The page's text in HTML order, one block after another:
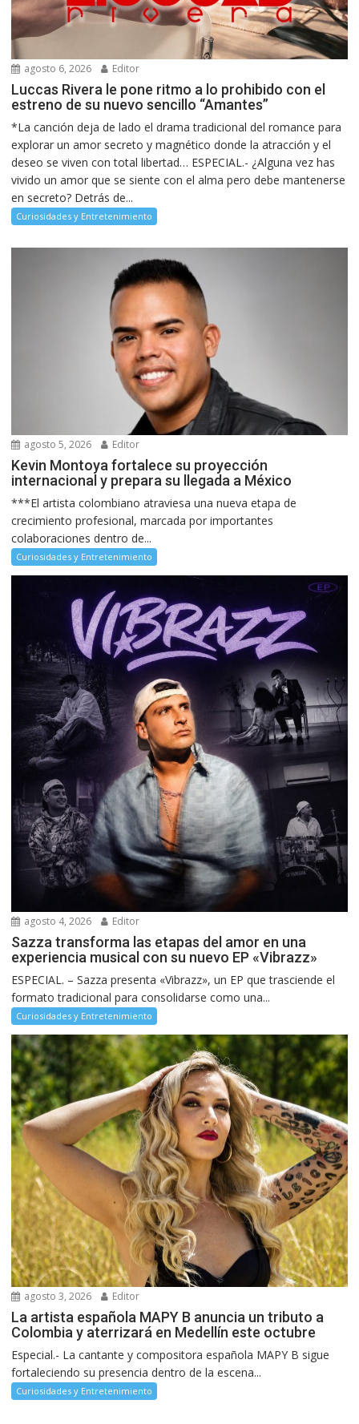
agosto 6, 2026 Editor
Luccas Rivera le pone ritmo a lo prohibido con el
estreno de su nuevo sencillo “Amantes”
*La canción deja de lado el drama tradicional del romance para
explorar un amor secreto y magnético donde la atracción y el
deseo se viven con total libertad… ESPECIAL.- ¿Alguna vez has
vivido un amor que se siente con el alma pero debe mantenerse
en secreto? Detrás de...
Curiosidades y Entretenimiento
agosto 5, 2026 Editor
Kevin Montoya fortalece su proyección
internacional y prepara su llegada a México
***El artista colombiano atraviesa una nueva etapa de
crecimiento profesional, marcada por importantes
colaboraciones dentro de...
Curiosidades y Entretenimiento
agosto 4, 2026 Editor
Sazza transforma las etapas del amor en una
experiencia musical con su nuevo EP «Vibrazz»
ESPECIAL. – Sazza presenta «Vibrazz», un EP que trasciende el
formato tradicional para consolidarse como una...
Curiosidades y Entretenimiento
agosto 3, 2026 Editor
La artista española MAPY B anuncia un tributo a
Colombia y aterrizará en Medellín este octubre
Especial.- La cantante y compositora española MAPY B sigue
fortaleciendo su presencia dentro de la escena...
Curiosidades y Entretenimiento